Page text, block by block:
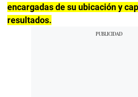
encargadas de su ubicación y
resultados.